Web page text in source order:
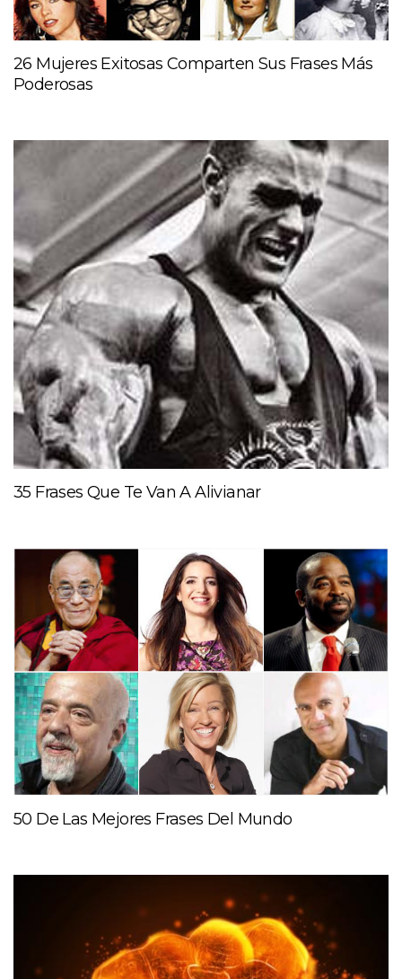
26 Mujeres Exitosas Comparten Sus Frases Más
Poderosas
35 Frases Que Te Van A Alivianar
50 De Las Mejores Frases Del Mundo